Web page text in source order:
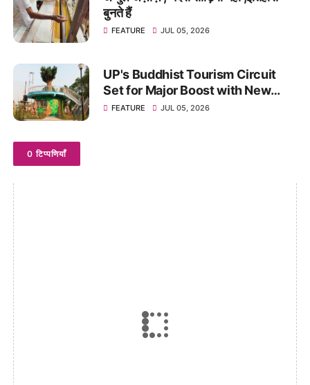
बुनते हैं
FEATURE JUL 05, 2026
UP's Buddhist Tourism Circuit
Set for Major Boost with New
Theme Park in Kushinagar
FEATURE JUL 05, 2026
0 टिप्पणियाँ